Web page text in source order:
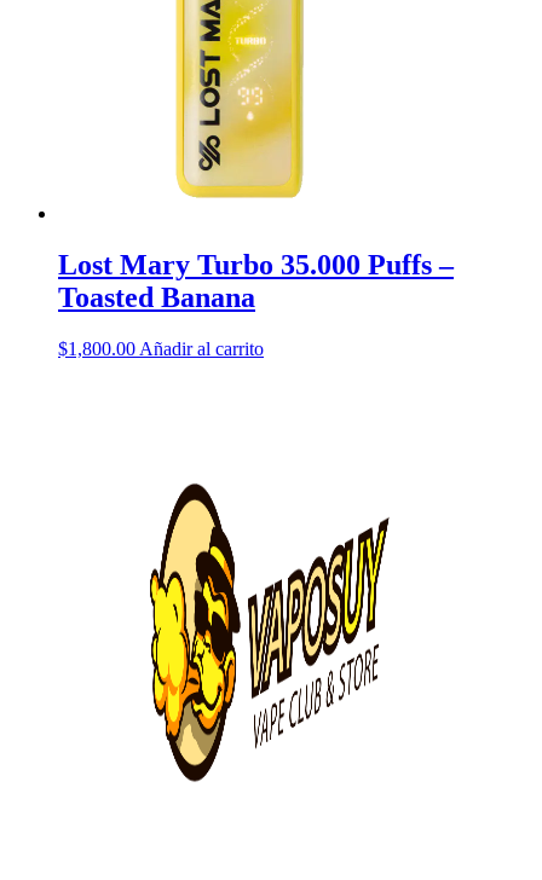
Lost Mary Turbo 35.000 Puffs –
Toasted Banana
$1,800.00 Añadir al carrito